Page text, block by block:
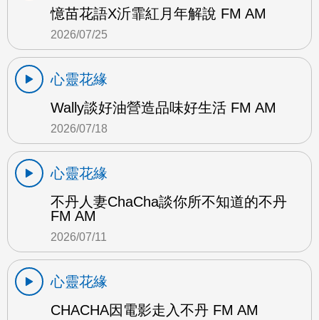
憶苗花語X沂霏紅月年解說 FM AM
2026/07/25
心靈花緣
Wally談好油營造品味好生活 FM AM
2026/07/18
心靈花緣
不丹人妻ChaCha談你所不知道的不丹
FM AM
2026/07/11
心靈花緣
CHACHA因電影走入不丹 FM AM